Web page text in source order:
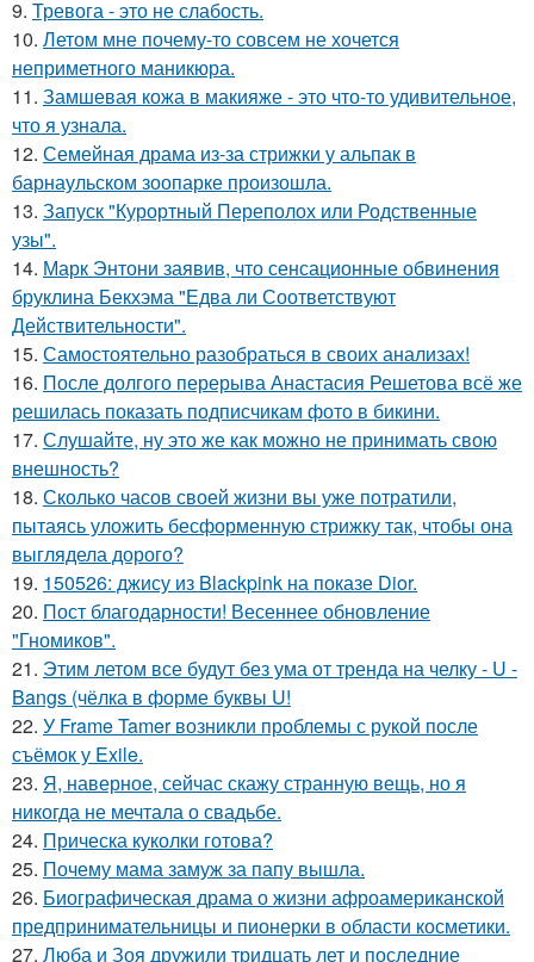
9. Тревога - это не слабость.
10. Летом мне почему-то совсем не хочется
неприметного маникюра.
11. Замшевая кожа в макияже - это что-то удивительное,
что я узнала.
12. Семейная драма из-за стрижки у альпак в
барнаульском зоопарке произошла.
13. Запуск "Курортный Переполох или Родственные
узы".
14. Марк Энтони заявив, что сенсационные обвинения
бруклина Бекхэма "Едва ли Соответствуют
Действительности".
15. Самостоятельно разобраться в своих анализах!
16. После долгого перерыва Анастасия Решетова всё же
решилась показать подписчикам фото в бикини.
17. Слушайте, ну это же как можно не принимать свою
внешность?
18. Сколько часов своей жизни вы уже потратили,
пытаясь уложить бесформенную стрижку так, чтобы она
выглядела дорого?
19. 150526: джису из Blackpink на показе Dior.
20. Пост благодарности! Весеннее обновление
"Гномиков".
21. Этим летом все будут без ума от тренда на челку - U -
Bangs (чёлка в форме буквы U!
22. У Frame Tamer возникли проблемы с рукой после
съёмок у Exile.
23. Я, наверное, сейчас скажу странную вещь, но я
никогда не мечтала о свадьбе.
24. Прическа куколки готова?
25. Почему мама замуж за папу вышла.
26. Биографическая драма о жизни афроамериканской
предпринимательницы и пионерки в области косметики.
27. Люба и Зоя дружили тридцать лет и последние